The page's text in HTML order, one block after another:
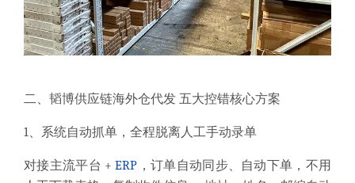
二、韬博供应链海外仓代发 五大控错核心方案
1、系统自动抓单，全程脱离人工手动录单
对接主流平台 +ERP ，订单自动同步、自动下单，不用